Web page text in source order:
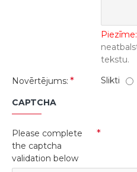
Piezīme:
tekstu.
Novērtējums:
Slikti
CAPTCHA
Please complete
the captcha
validation below